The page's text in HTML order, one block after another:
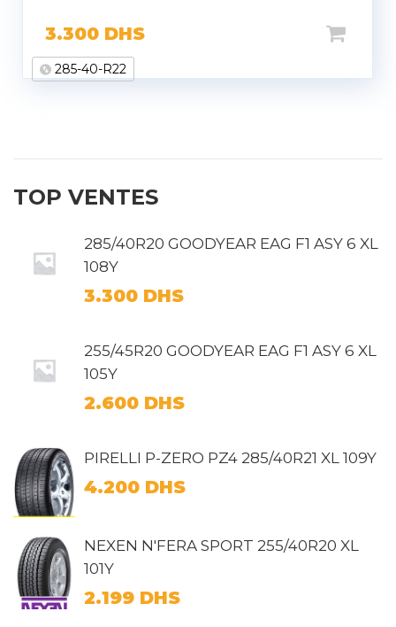
3.300 DHS
285-40-R22
TOP VENTES
285/40R20 GOODYEAR EAG F1 ASY 6 XL
108Y
3.300 DHS
255/45R20 GOODYEAR EAG F1 ASY 6 XL
105Y
2.600 DHS
PIRELLI P-ZERO PZ4 285/40R21 XL 109Y
4.200 DHS
NEXEN N'FERA SPORT 255/40R20 XL
101Y
2.199 DHS